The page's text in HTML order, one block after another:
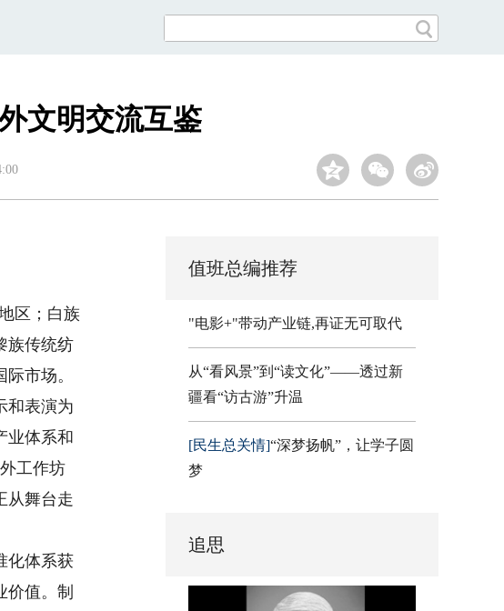
文明交流互鉴
区；白族
族传统纺
市场。
和表演为
业体系和
工作坊
从舞台走
化体系获
值。制
值班总编推荐
"电影+"带动产业链,再证无可取代
从“看风景”到“读文化”——透过新
疆看“访古游”升温
[民生总关情]“深梦扬帆”，让学子圆
梦
追思